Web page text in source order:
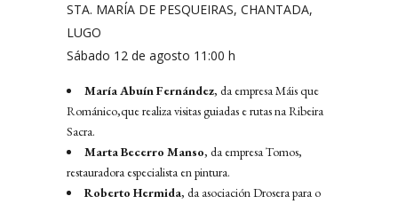
STA. MARÍA DE PESQUEIRAS, CHANTADA,
LUGO
Sábado 12 de agosto 11:00 h
María Abuín Fernández, da empresa Máis que
Románico,que realiza visitas guiadas e rutas na Ribeira
Sacra.
Marta Becerro Manso, da empresa Tomos,
restauradora especialista en pintura.
Roberto Hermida, da asociación Drosera para o